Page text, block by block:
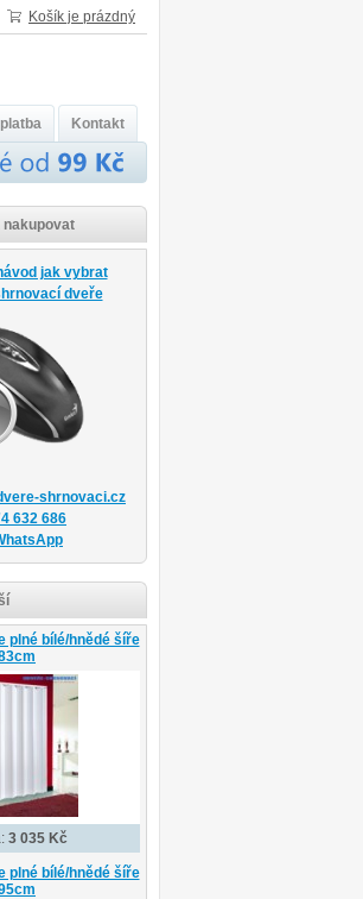
Košík je prázdný
Kontakt
nakupovat
jak vybrat
dveře
shrnovaci.cz
632 686
plné bílé/hnědé šíře
3 035 Kč
plné bílé/hnědé šíře